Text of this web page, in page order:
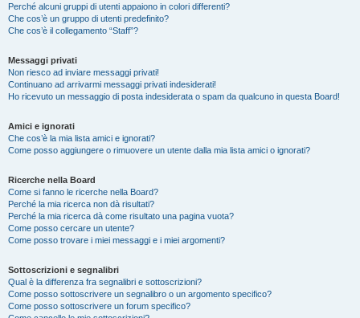
Perché alcuni gruppi di utenti appaiono in colori differenti?
Che cos’è un gruppo di utenti predefinito?
Che cos’è il collegamento “Staff”?
Messaggi privati
Non riesco ad inviare messaggi privati!
Continuano ad arrivarmi messaggi privati indesiderati!
Ho ricevuto un messaggio di posta indesiderata o spam da qualcuno in questa Board!
Amici e ignorati
Che cos’è la mia lista amici e ignorati?
Come posso aggiungere o rimuovere un utente dalla mia lista amici o ignorati?
Ricerche nella Board
Come si fanno le ricerche nella Board?
Perché la mia ricerca non dà risultati?
Perché la mia ricerca dà come risultato una pagina vuota?
Come posso cercare un utente?
Come posso trovare i miei messaggi e i miei argomenti?
Sottoscrizioni e segnalibri
Qual è la differenza fra segnalibri e sottoscrizioni?
Come posso sottoscrivere un segnalibro o un argomento specifico?
Come posso sottoscrivere un forum specifico?